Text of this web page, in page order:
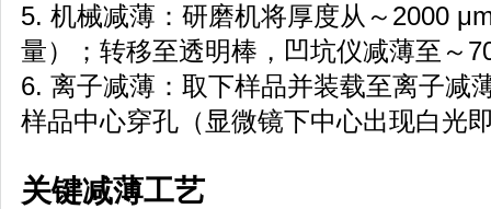
5. 机械减薄：研磨机将厚度从～2000
量）；转移至透明棒，凹坑仪减薄至～
6. 离子减薄：取下样品并装载至离子减
样品中心穿孔（显微镜下中心出现白光
关键减薄工艺